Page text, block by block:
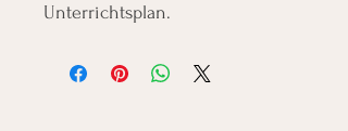
Unterrichtsplan.